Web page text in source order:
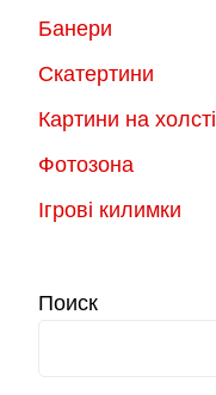
Банери
Скатертини
Картини на холсті
Фотозона
Ігрові килимки
Поиск